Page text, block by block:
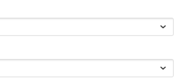
国内手配